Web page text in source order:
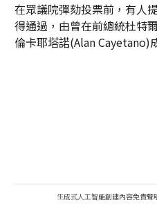
在眾議院彈劾投票前，有人
得通過，由曾在前總統杜特
倫卡耶塔諾(Alan Cayetano)
生成式人工智能創建內容免責聲